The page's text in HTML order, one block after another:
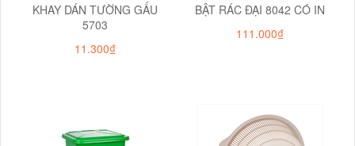
KHAY DÁN TƯỜNG GẤU
5703
11.300₫
BẬT RÁC ĐẠI 8042 CÓ IN
111.000₫